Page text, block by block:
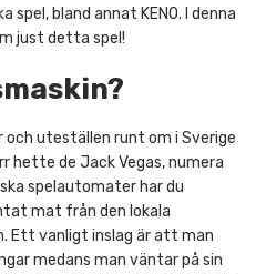
spel, bland annat KENO. I denna
just detta spel!
och uteställen runt om i Sverige
hette de Jack Vegas, numera
spelautomater har du
mat från den lokala
Ett vanligt inslag är att man
medans man väntar på sin